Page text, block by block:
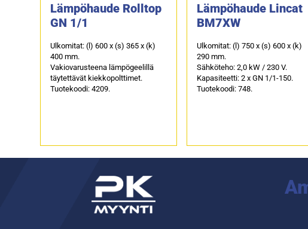
Lämpöhaude Rolltop
GN 1/1
Ulkomitat: (l) 600 x (s) 365 x (k)
400 mm.
Vakiovarusteena lämpögeelillä
täytettävät kiekkopolttimet.
Tuotekoodi: 4209.
Lämpöhaude Lincat
BM7XW
Ulkomitat: (l) 750 x (s) 600 x (k)
290 mm.
Sähköteho: 2,0 kW / 230 V.
Kapasiteetti: 2 x GN 1/1-150.
Tuotekoodi: 748.